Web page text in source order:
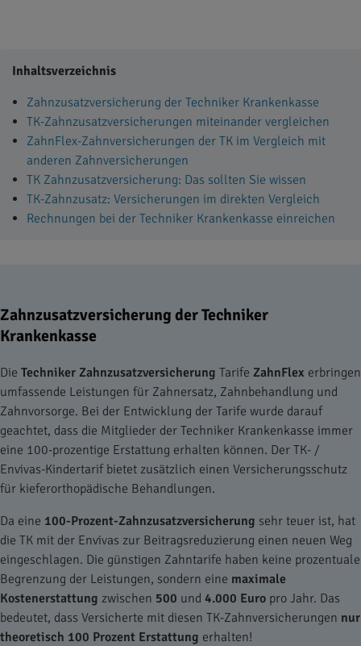
Inhaltsverzeichnis
Zahnzusatzversicherung der Techniker Krankenkasse
TK-Zahnzusatzversicherungen miteinander vergleichen
ZahnFlex-Zahnversicherungen der TK im Vergleich mit
anderen Zahnversicherungen
TK Zahnzusatzversicherung: Das sollten Sie wissen
TK-Zahnzusatz: Versicherungen im direkten Vergleich
Rechnungen bei der Techniker Krankenkasse einreichen
Zahnzusatzversicherung der Techniker
Krankenkasse
Die Techniker Zahnzusatzversicherung Tarife ZahnFlex erbringen
umfassende Leistungen für Zahnersatz, Zahnbehandlung und
Zahnvorsorge. Bei der Entwicklung der Tarife wurde darauf
geachtet, dass die Mitglieder der Techniker Krankenkasse immer
eine 100-prozentige Erstattung erhalten können. Der TK- /
Envivas-Kindertarif bietet zusätzlich einen Versicherungsschutz
für kieferorthopädische Behandlungen.
Da eine 100-Prozent-Zahnzusatzversicherung sehr teuer ist, hat
die TK mit der Envivas zur Beitragsreduzierung einen neuen Weg
eingeschlagen. Die günstigen Zahntarife haben keine prozentuale
Begrenzung der Leistungen, sondern eine maximale
Kostenerstattung zwischen 500 und 4.000 Euro pro Jahr. Das
bedeutet, dass Versicherte mit diesen TK-Zahnversicherungen nur
theoretisch 100 Prozent Erstattung erhalten!